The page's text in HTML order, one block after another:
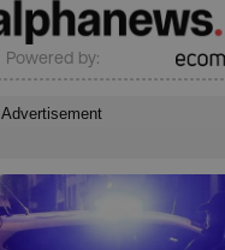
Powered by:
Advertisement